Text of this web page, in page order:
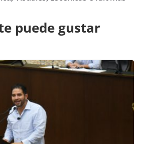
puede gustar